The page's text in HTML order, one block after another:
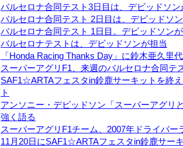
バルセロナ合同テスト3日目は、デビッドソン
バルセロナ合同テスト 2日目は、デビッドソ
バルセロナ合同テスト 1日目。デビッドソン
バルセロナテストは、デビッドソンが担当
「Honda Racing Thanks Day」に鈴木亜久里
スーパーアグリF1、来週のバルセロナ合同テ
SAF1☆ARTAフェスタin鈴鹿サーキットを終
ト
アンソニー・デビッドソン「スーパーアグリ
強く語る
スーパーアグリF1チーム、2007年ドライバー
11月20日にSAF1☆ARTAフェスタin鈴鹿サー